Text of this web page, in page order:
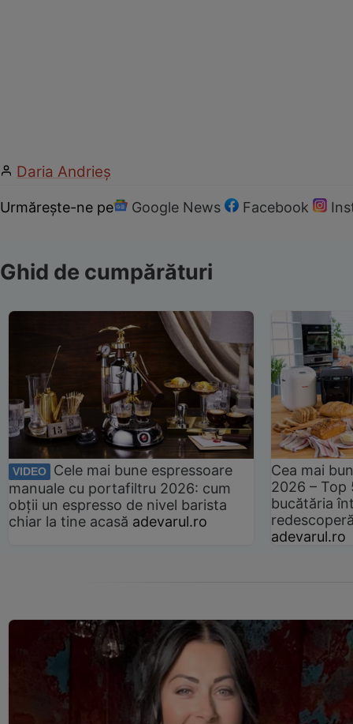
Daria Andrieș
Urmărește-ne pe Google News Facebook
Ghid de cumpărături
VIDEO
Cele mai bune espressoare
manuale cu portafiltru 2026: cum
obții un espresso de nivel barista
chiar la tine acasă adevarul.ro
Cea mai
2026 –
bucătăria
adevarul.ro